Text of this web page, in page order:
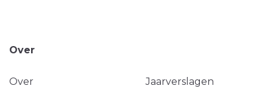
Over
Over Jaarverslagen